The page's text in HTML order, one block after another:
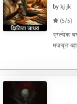
by kj jk
(5/5)
प्रत्येक
मजबूत
आहे…